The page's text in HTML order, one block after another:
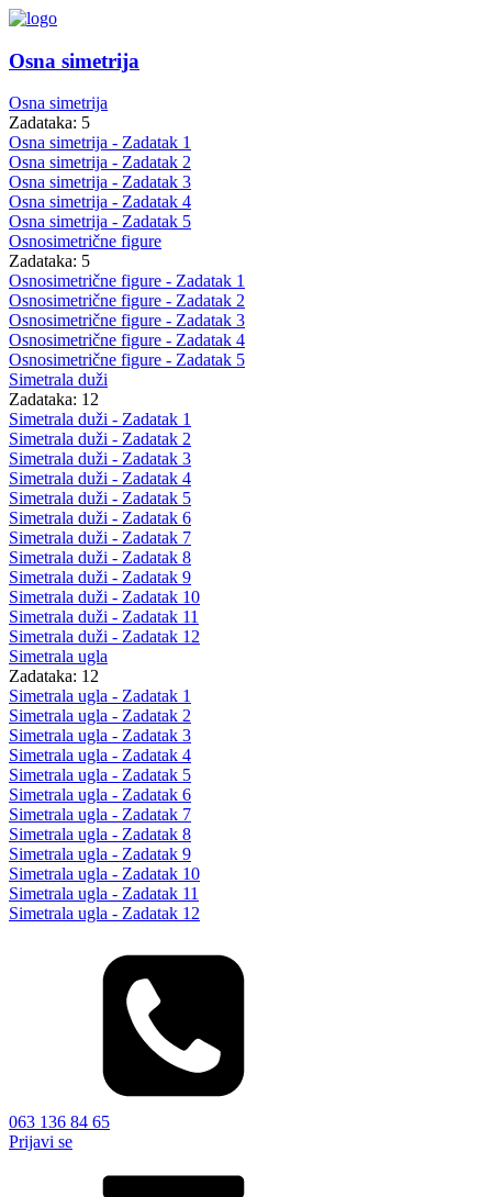
Osna simetrija
Osna simetrija
Zadataka: 5
Osna simetrija - Zadatak 1
Osna simetrija - Zadatak 2
Osna simetrija - Zadatak 3
Osna simetrija - Zadatak 4
Osna simetrija - Zadatak 5
Osnosimetrične figure
Zadataka: 5
Osnosimetrične figure - Zadatak 1
Osnosimetrične figure - Zadatak 2
Osnosimetrične figure - Zadatak 3
Osnosimetrične figure - Zadatak 4
Osnosimetrične figure - Zadatak 5
Simetrala duži
Zadataka: 12
Simetrala duži - Zadatak 1
Simetrala duži - Zadatak 2
Simetrala duži - Zadatak 3
Simetrala duži - Zadatak 4
Simetrala duži - Zadatak 5
Simetrala duži - Zadatak 6
Simetrala duži - Zadatak 7
Simetrala duži - Zadatak 8
Simetrala duži - Zadatak 9
Simetrala duži - Zadatak 10
Simetrala duži - Zadatak 11
Simetrala duži - Zadatak 12
Simetrala ugla
Zadataka: 12
Simetrala ugla - Zadatak 1
Simetrala ugla - Zadatak 2
Simetrala ugla - Zadatak 3
Simetrala ugla - Zadatak 4
Simetrala ugla - Zadatak 5
Simetrala ugla - Zadatak 6
Simetrala ugla - Zadatak 7
Simetrala ugla - Zadatak 8
Simetrala ugla - Zadatak 9
Simetrala ugla - Zadatak 10
Simetrala ugla - Zadatak 11
Simetrala ugla - Zadatak 12
063 136 84 65
Prijavi se